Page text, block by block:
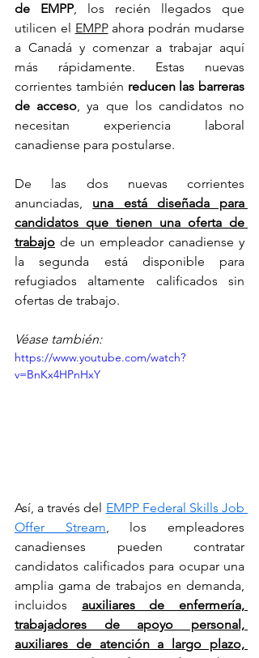
de EMPP, los recién llegados que
utilicen el EMPP ahora podrán mudarse
a Canadá y comenzar a trabajar aquí
más rápidamente. Estas nuevas
corrientes también reducen las barreras
de acceso, ya que los candidatos no
necesitan experiencia laboral
canadiense para postularse.
De las dos nuevas corrientes
anunciadas, una está diseñada para
candidatos que tienen una oferta de
trabajo de un empleador canadiense y
la segunda está disponible para
refugiados altamente calificados sin
ofertas de trabajo.
Véase también:
https://www.youtube.com/watch?
v=BnKx4HPnHxY
Así, a través del EMPP Federal Skills Job
Offer Stream , los empleadores
canadienses pueden contratar
candidatos calificados para ocupar una
amplia gama de trabajos en demanda,
incluidos auxiliares de enfermería,
trabajadores de apoyo personal,
auxiliares de atención a largo plazo,